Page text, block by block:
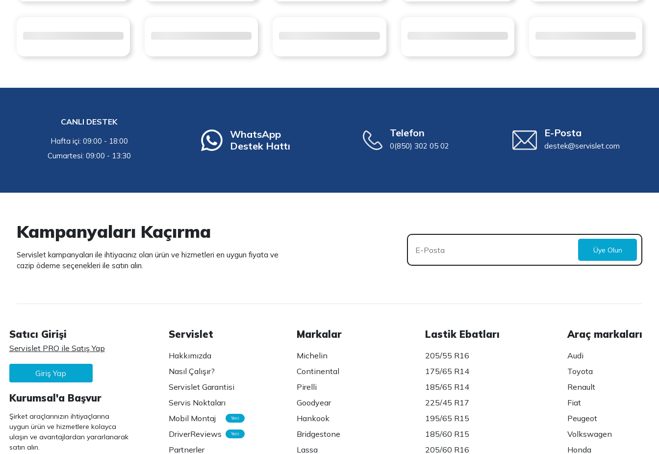
CANLI DESTEK
Hafta içi: 09:00 - 18:00
Cumartesi: 09:00 - 13:30
WhatsApp
Destek Hattı
Telefon
0(850) 302 05 02
E-Posta
destek@servislet.com
Kampanyaları Kaçırma
Servislet kampanyaları ile ihtiyacınız olan ürün ve hizmetleri en uygun fiyata ve
cazip ödeme seçenekleri ile satın alın.
Üye Olun
Satıcı Girişi
Servislet PRO ile Satış Yap
Giriş Yap
Kurumsal'a Başvur
Şirket araçlarınızın ihtiyaçlarına
uygun ürün ve hizmetlere kolayca
ulaşın ve avantajlardan yararlanarak
satın alın.
Servislet
Hakkımızda
Nasıl Çalışır?
Servislet Garantisi
Servis Noktaları
Mobil Montaj
Yeni
DriverReviews Yeni
Partnerler
Markalar
Michelin
Continental
Pirelli
Goodyear
Hankook
Bridgestone
Lassa
Lastik Ebatları
205/55 R16
175/65 R14
185/65 R14
225/45 R17
195/65 R15
185/60 R15
205/60 R16
Araç markaları
Audi
Toyota
Renault
Fiat
Peugeot
Volkswagen
Honda